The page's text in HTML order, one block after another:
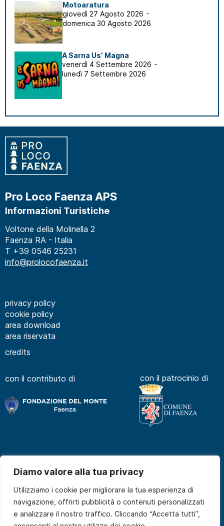
Diamo valore alla tua privacy
Utilizziamo i cookie per migliorare la tua esperienza di
navigazione, offrirti pubblicità o contenuti personalizzati
e analizzare il nostro traffico. Cliccando “Accetta tutti”,
Motoaratura
giovedì 27 Agosto 2026 -
domenica 30 Agosto 2026
A Sarna Us' Magna
venerdì 4 Settembre 2026 -
lunedì 7 Settembre 2026
Pro Loco Faenza APS
Informazioni Turistiche
Voltone della Molinella 2
Faenza RA - Italia
T +39 0546 25231
info@prolocofaenza.it
privacy policy
cookie policy
area download
area riservata
credits
con il patrocinio di
con il contributo di